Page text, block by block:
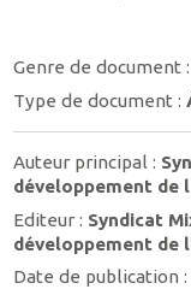
Genre de document :
Type de document :
Auteur principal :
développement de
Editeur : Syndicat
développement de
Date de publication :